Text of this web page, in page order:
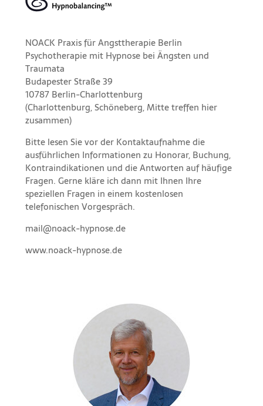
NOACK Praxis für Angsttherapie Berlin
Psychotherapie mit Hypnose bei Ängsten und
Traumata
Budapester Straße 39
10787 Berlin-Charlottenburg
(Charlottenburg, Schöneberg, Mitte treffen hier
zusammen)
Bitte lesen Sie vor der Kontaktaufnahmedie
ausführlichen Informationen zu Honorar, Buchung,
Kontraindikationen und dieAntworten auf häufige
Fragen. Gerne kläre ich dann mit Ihnen Ihre
speziellen Fragen in einem kostenlosen
telefonischen Vorgespräch.
mail@noack-hypnose.de
www.noack-hypnose.de